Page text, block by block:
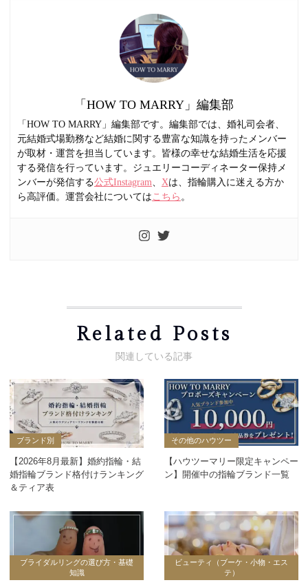
「HOW TO MARRY」編集部
「HOW TO MARRY」編集部です。編集部では、婚礼司会者、
元結婚式場勤務など結婚に関する豊富な知識を持ったメンバー
が取材・運営を担当しています。皆様の幸せな結婚生活を応援
する発信を行っています。ジュエリーコーディネーター保持メ
ンバーが発信する公式Instagram Xは、指輪購入に迷える方か
ら高評価。運営会社については こちら 。
Related Posts
ブランド別
【2026年8月最新】婚約指輪・結
婚指輪ブランド格付けランキング
＆ティア表
その他のハウツー
【ハウツーマリー限定キャンペー
ン】開催中の指輪ブランド一覧
ブライダルリングの選び方・基礎
知識
ビューティ（ブーケ・小物・エス
テ）